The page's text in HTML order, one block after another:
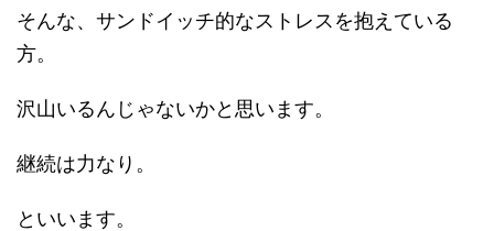
そんな、サンドイッチ的なストレスを抱えている
方。
沢山いるんじゃないかと思います。
継続は力なり。
といいます。